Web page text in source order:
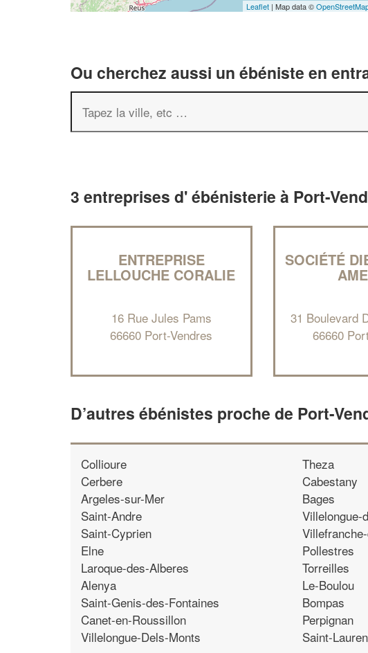
Leaflet | Map data ©
Ou cherchez aussi un ébéniste en
3 entreprises d' ébénisterie à Port-
ENTREPRISE
LELLOUCHE CORALIE
16 Rue Jules Pams
66660 Port-Vendres
SOCIÉTÉ
31 Boulevard
66660
D’autres ébénistes proche de Port-
Collioure
Cerbere
Argeles-sur-Mer
Saint-Andre
Saint-Cyprien
Elne
Laroque-des-Alberes
Alenya
Saint-Genis-des-Fontaines
Canet-en-Roussillon
Villelongue-Dels-Monts
Theza
Cabestany
Bages
Villelongue-
Pollestres
Torreilles
Le-Boulou
Bompas
Perpignan
Saint-